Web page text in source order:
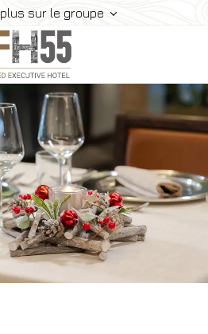
sur le groupe
Services
Suite
Nous Rejoindre
Gallery
Offres